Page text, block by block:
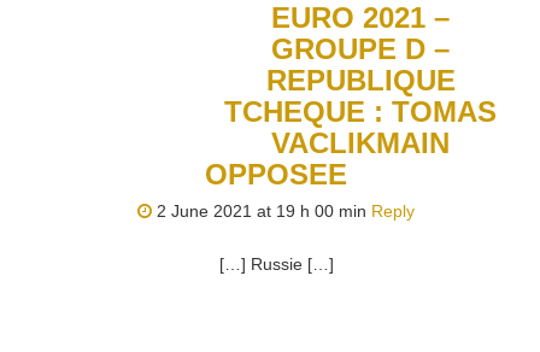
EURO 2021 –
GROUPE D –
REPUBLIQUE
TCHEQUE : TOMAS
VACLIKMAIN
OPPOSEE
2 June 2021 at 19 h 00 min Reply
[…] Russie […]